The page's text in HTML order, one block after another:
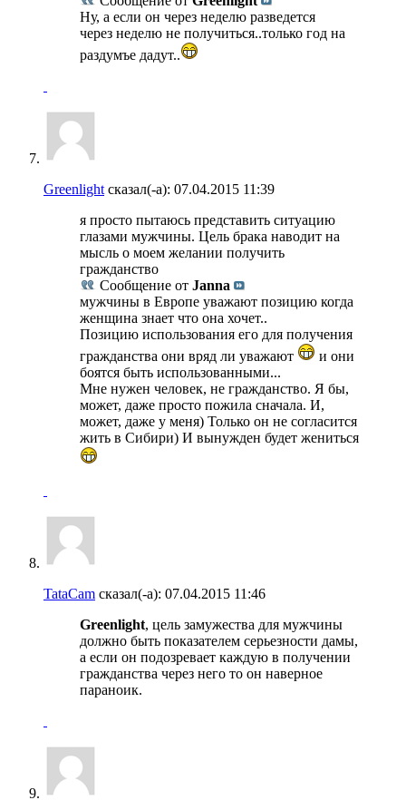
Ну, а если он через неделю разведется
через неделю не получиться..только год на
раздумъе дадут..
Greenlight сказал(-а): 07.04.2015 11:39
я просто пытаюсь представить ситуацию
глазами мужчины. Цель брака наводит на
мысль о моем желании получить
гражданство
Сообщение от Janna
мужчины в Европе уважают позицию когда
женщина знает что она хочет..
Позицию использования его для получения
гражданства они вряд ли уважают
и они
боятся быть использованными...
Мне нужен человек, не гражданство. Я бы,
может, даже просто пожила сначала. И,
может, даже у меня) Только он не согласится
жить в Сибири) И вынужден будет жениться
TataCam сказал(-а): 07.04.2015 11:46
Greenlight, цель замужества для мужчины
должно быть показателем серьезности дамы,
а если он подозревает каждую в получении
гражданства через него то он наверное
параноик.